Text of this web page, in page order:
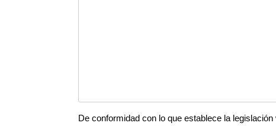
De conformidad con lo que establece la